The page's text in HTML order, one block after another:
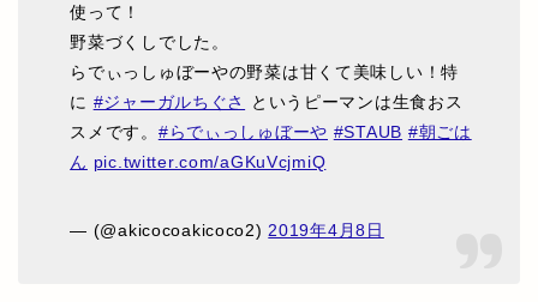
使って！
野菜づくしでした。
らでぃっしゅぼーやの野菜は甘くて美味しい！特
に #ジャーガルちぐさ
というピーマンは生食おス
スメです。 #らでぃっしゅぼーや #STAUB #朝ごは
ん pic.twitter.com/aGKuVcjmiQ
— (@akicocoakicoco2) 2019年4月8日